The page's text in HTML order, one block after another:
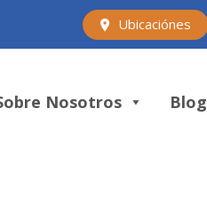
Ubicaciónes
Nosotros Blog